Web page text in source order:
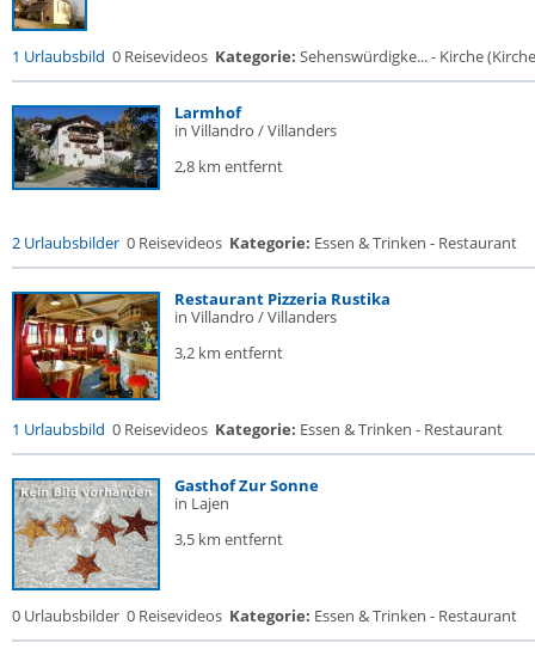
1 Urlaubsbild 0 Reisevideos Kategorie: Sehenswürdigke... - Kirche
Larmhof
in Villandro / Villanders
2,8 km entfernt
2 Urlaubsbilder 0 Reisevideos Kategorie: Essen & Trinken - Restaurant
Restaurant Pizzeria Rustika
in Villandro / Villanders
3,2 km entfernt
1 Urlaubsbild 0 Reisevideos Kategorie: Essen & Trinken - Restaurant
Gasthof Zur Sonne
in Lajen
3,5 km entfernt
0 Urlaubsbilder 0 Reisevideos Kategorie: Essen & Trinken - Restaurant